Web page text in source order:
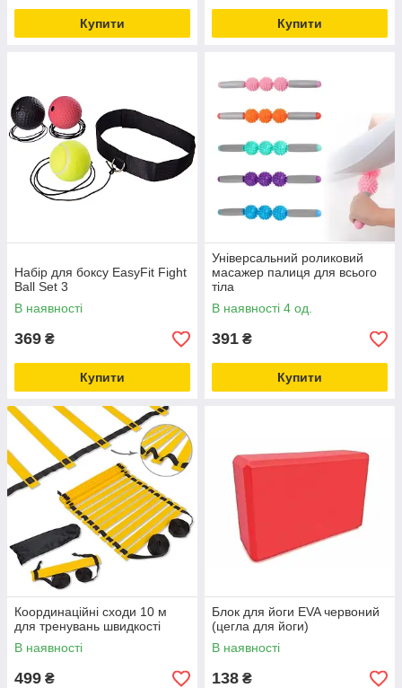
Купити Купити
Набір для боксу EasyFit Fight
Ball Set 3
В наявності
369 ₴
Купити
Універсальний роликовий
масажер палиця для всього
тіла
В наявності 4 од.
391 ₴
Купити
Координаційні сходи 10 м
для тренувань швидкості
В наявності
499 ₴
Блок для йоги EVA червоний
(цегла для йоги)
В наявності
138 ₴